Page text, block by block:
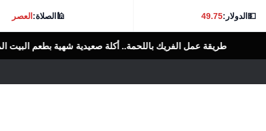
💵الدولار:49.75
🕌الصلاة:العصر
باللحمة.. أكلة صعيدية شهية بطعم البيت المصري الرأى العام المصرى